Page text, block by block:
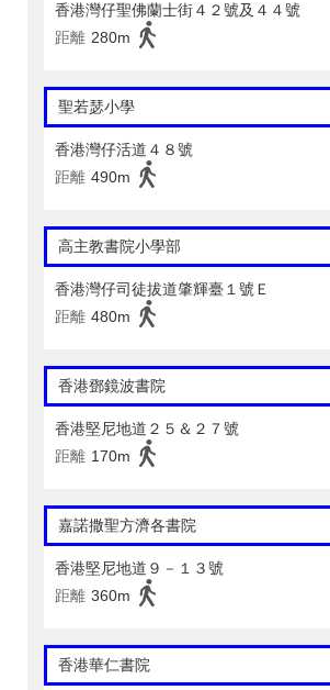
香港灣仔聖佛蘭士街４２號及４４號
距離 280m
聖若瑟小學
香港灣仔活道４８號
距離 490m
高主教書院小學部
香港灣仔司徒拔道肇輝臺１號Ｅ
距離 480m
香港鄧鏡波書院
香港堅尼地道２５＆２７號
距離 170m
嘉諾撒聖方濟各書院
香港堅尼地道９－１３號
距離 360m
香港華仁書院